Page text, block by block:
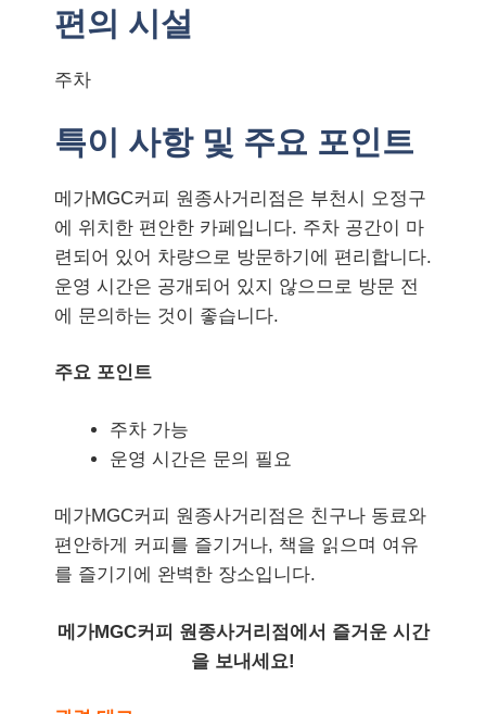
편의 시설
주차
특이 사항 및 주요 포인트
메가MGC커피 원종사거리점은 부천시 오정구
에 위치한 편안한 카페입니다. 주차 공간이 마
련되어 있어 차량으로 방문하기에 편리합니다.
운영 시간은 공개되어 있지 않으므로 방문 전
에 문의하는 것이 좋습니다.
주요 포인트
주차 가능
운영 시간은 문의 필요
메가MGC커피 원종사거리점은 친구나 동료와
편안하게 커피를 즐기거나, 책을 읽으며 여유
를 즐기기에 완벽한 장소입니다.
메가MGC커피 원종사거리점에서 즐거운 시간
을 보내세요!